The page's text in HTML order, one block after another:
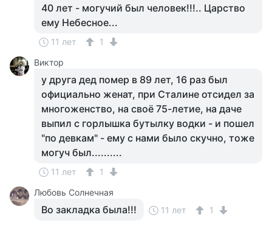
40 лет - могучий был человек!!!.. Царство
ему Небесное...
11 лет
1
Виктор
у друга дед помер в 89 лет, 16 раз был
официально женат, при Сталине отсидел за
многоженство, на своё 75-летие, на даче
выпил с горлышка бутылку водки - и пошел
"по девкам" - ему с нами было скучно, тоже
могуч был..........
11 лет
1
Любовь Солнечная
Во закладка была!!! 11 лет 1